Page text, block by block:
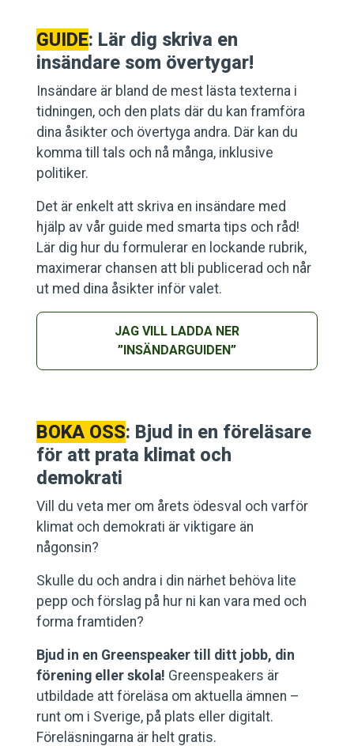
GUIDE: Lär dig skriva en
insändare som övertygar!
Insändare är bland de mest lästa texterna i
tidningen, och den plats där du kan framföra
dina åsikter och övertyga andra. Där kan du
komma till tals och nå många, inklusive
politiker.
Det är enkelt att skriva en insändare med
hjälp av vår guide med smarta tips och råd!
Lär dig hur du formulerar en lockande rubrik,
maximerar chansen att bli publicerad och når
ut med dina åsikter inför valet.
JAG VILL LADDA NER
”INSÄNDARGUIDEN”
BOKA OSS: Bjud in en föreläsare
för att prata klimat och
demokrati
Vill du veta mer om årets ödesval och varför
klimat och demokrati är viktigare än
någonsin?
Skulle du och andra i din närhet behöva lite
pepp och förslag på hur ni kan vara med och
forma framtiden?
Bjud in en Greenspeaker till ditt jobb, din
förening eller skola! Greenspeakers är
utbildade att föreläsa om aktuella ämnen –
runt om i Sverige, på plats eller digitalt.
Föreläsningarna är helt gratis.